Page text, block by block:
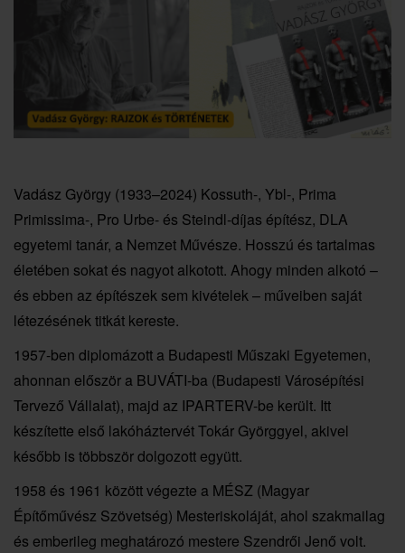
Vadász György (1933–2024) Kossuth-, Ybl-, Prima
Primissima-, Pro Urbe- és Steindl-díjas építész, DLA
egyetemi tanár, a Nemzet Művésze. Hosszú és tartalmas
életében sokat és nagyot alkotott. Ahogy minden alkotó –
és ebben az építészek sem kivételek – műveiben saját
létezésének titkát kereste.
1957-ben diplomázott a Budapesti Műszaki Egyetemen,
ahonnan először a BUVÁTI-ba (Budapesti Városépítési
Tervező Vállalat), majd az IPARTERV-be került. Itt
készítette első lakóháztervét Tokár Györggyel, akivel
később is többször dolgozott együtt.
1958 és 1961 között végezte a MÉSZ (Magyar
Építőművész Szövetség) Mesteriskoláját, ahol szakmailag
és emberileg meghatározó mestere Szendrői Jenő volt.